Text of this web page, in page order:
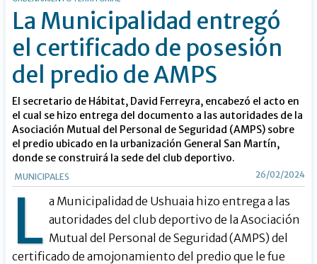
La Municipalidad entregó
el certificado de posesión
del predio de AMPS
El secretario de Hábitat, David Ferreyra, encabezó el acto en
el cual se hizo entrega del documento a las autoridades de la
Asociación Mutual del Personal de Seguridad (AMPS) sobre
el predio ubicado en la urbanización General San Martín,
donde se construirá la sede del club deportivo.
MUNICIPALES 26/02/2024
L a Municipalidad de Ushuaia hizo entrega a las
autoridades del club deportivo de la Asociación
Mutual del Personal de Seguridad (AMPS) del
certificado de amojonamiento del predio que le fue